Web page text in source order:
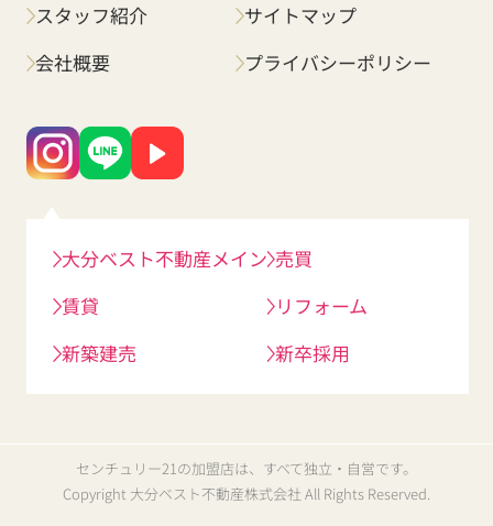
スタッフ紹介
会社概要
サイトマップ
プライバシーポリシー
大分ベスト不動産メイン
賃貸
新築建売
売買
リフォーム
新卒採用
センチュリー21の加盟店は、すべて独立・自営です。
Copyright 大分ベスト不動産株式会社 All Rights Reserved.